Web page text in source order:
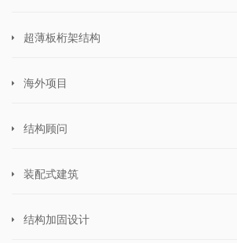
超薄板桁架结构
海外项目
结构顾问
装配式建筑
结构加固设计